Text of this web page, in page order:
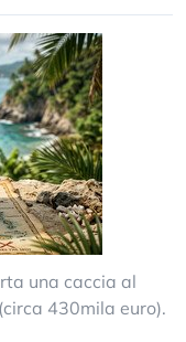
una caccia al
430mila euro).